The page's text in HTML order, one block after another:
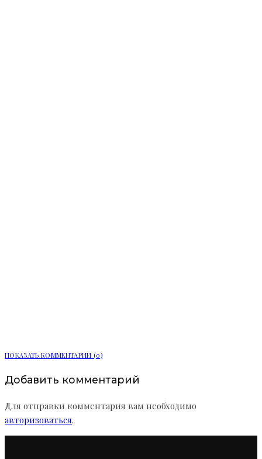
ПОКАЗАТЬ КОММЕНТАРИИ (0)
Добавить комментарий
Для отправки комментария вам необходимо
авторизоваться.